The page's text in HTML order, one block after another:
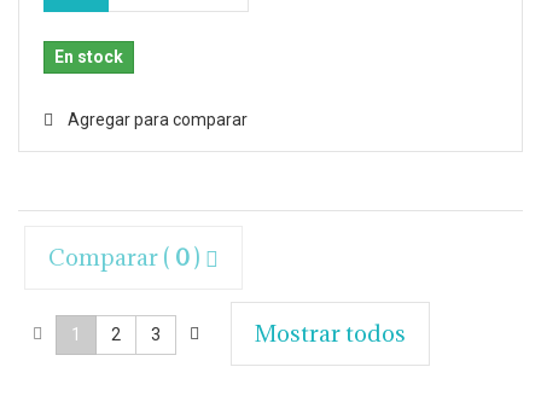
En stock
Agregar para comparar
Comparar ( 0)
Mostrar todos
1 2 3